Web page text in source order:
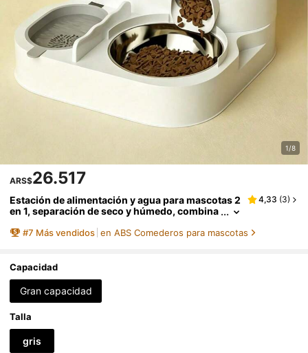
1/8
ARS$26.517
Estación de alimentación y agua para mascotas 2
en 1, separación de seco y húmedo, combina
s, material de plástico duradero, fácil de limpiar,
ecuado para diversas mascotas
4,33 (3)
#7 Más vendidos en ABS Comederos para mascotas
Capacidad
Gran capacidad
Talla
gris